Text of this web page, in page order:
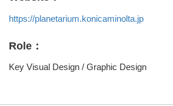
https://planetarium.konicaminolta.jp
Role：
Key Visual Design / Graphic Design